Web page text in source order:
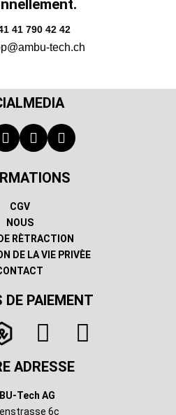
41 790 42 42
tech.ch
CGV
NOUS
RÈTRACTION
DE LA VIE PRIVÈE
DE PAIEMENT
ADRESSE
Tech AG
6c